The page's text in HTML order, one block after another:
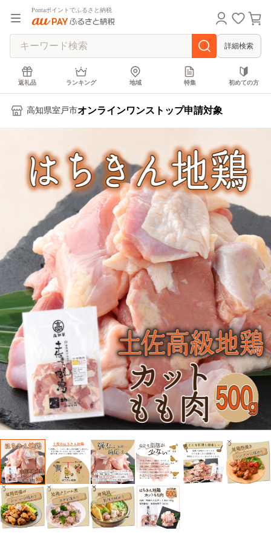
Pontaポイントでふるさと納税
詳細検索
返礼品 ランキング 地域 特集 初めての方
高知県室戸市オンラインワンストップ申請対象